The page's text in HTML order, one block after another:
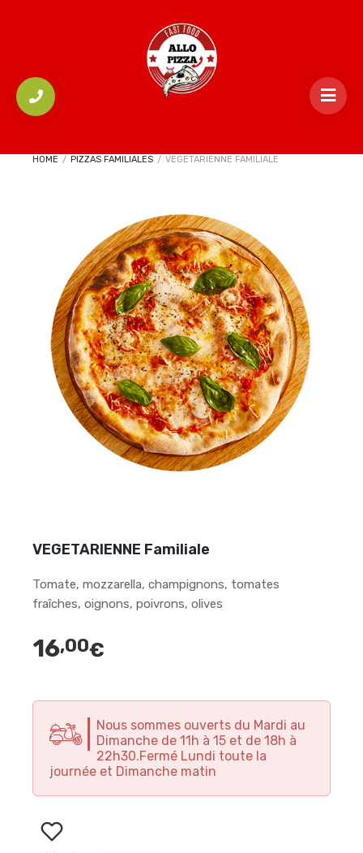
HOME / PIZZAS FAMILIALES / VEGETARIENNE FAMILIALE
VEGETARIENNE Familiale
Tomate, mozzarella, champignons, tomates
fraîches, oignons, poivrons, olives
16,00€
Nous sommes ouverts du Mardi au
Dimanche de 11h à 15 et de 18h à
22h30.Fermé Lundi toute la
journée et Dimanche matin